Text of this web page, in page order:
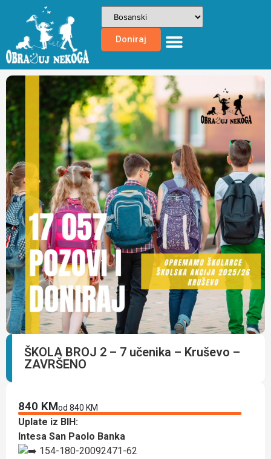
Doniraj
ŠKOLA BROJ 2 – 7 učenika – Kruševo –
ZAVRŠENO
840 KMod 840 KM
Uplate iz BIH:
Intesa San Paolo Banka
154-180-20092471-62